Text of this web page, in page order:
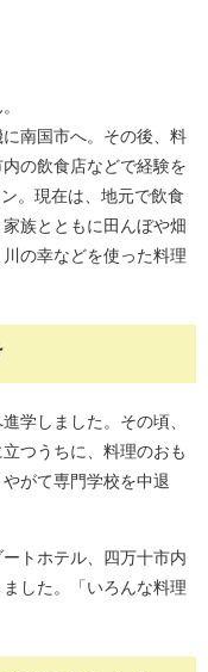
南国市へ。その後、料
の飲食店などで経験を
。現在は、地元で飲食
族とともに田んぼや畑
の幸などを使った料理
学しました。その頃、
つうちに、料理のおも
がて専門学校を中退
トホテル、四万十市内
した。「いろんな料理